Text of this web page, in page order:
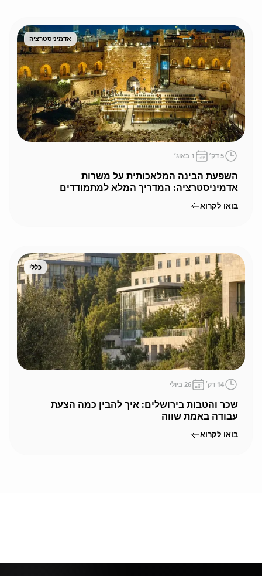
אדמיניסטרציה
5 דק׳ 1 באוג׳
השפעת הבינה המלאכותית על משרות
אדמיניסטרציה: המדריך המלא למתמודדים
בירושלים
בואו לקרוא
כללי
14 דק׳ 26 ביולי
שכר והטבות בירושלים: איך להבין כמה הצעת
עבודה באמת שווה
בואו לקרוא